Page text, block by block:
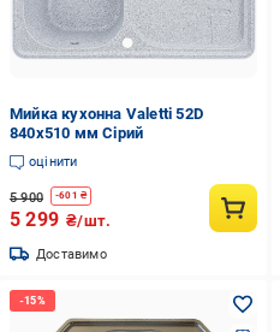
Мийка кухонна Valetti 52D
840x510 мм Сірий
оцінити
5 900 -601 ₴
5 299 ₴/шт.
Доставимо